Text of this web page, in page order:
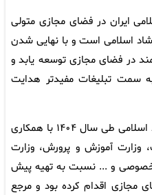
ایران در فضای مجازی متولی
اسلامی است و با نهایی شدن
در فضای مجازی توسعه یابد و
سمت تبلیغات مفیدتر هدایت
گفتنی است؛ وزارت فرهنگ و ارشاد اسلامی طی سال ۱۴۰۴ با همکاری
وزارت آموزش و پرورش، وزارت
خصوصی و ... نسبت به تهیه پیش
مجازی اقدام کرده بود و مرجع